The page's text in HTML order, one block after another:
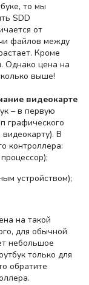
то мы
SDD
от
файлов между
Кроме
Однако цена на
выше!
видеокарте
– в первую
графического
В
контроллера:
устройством);
на такой
для обычной
небольшое
только для
обратите